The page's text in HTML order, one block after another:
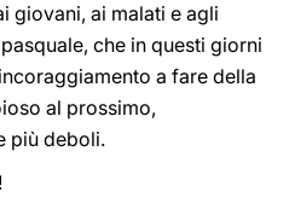
giovani, ai malati e agli
che in questi giorni
a fare della
al prossimo,
più deboli.